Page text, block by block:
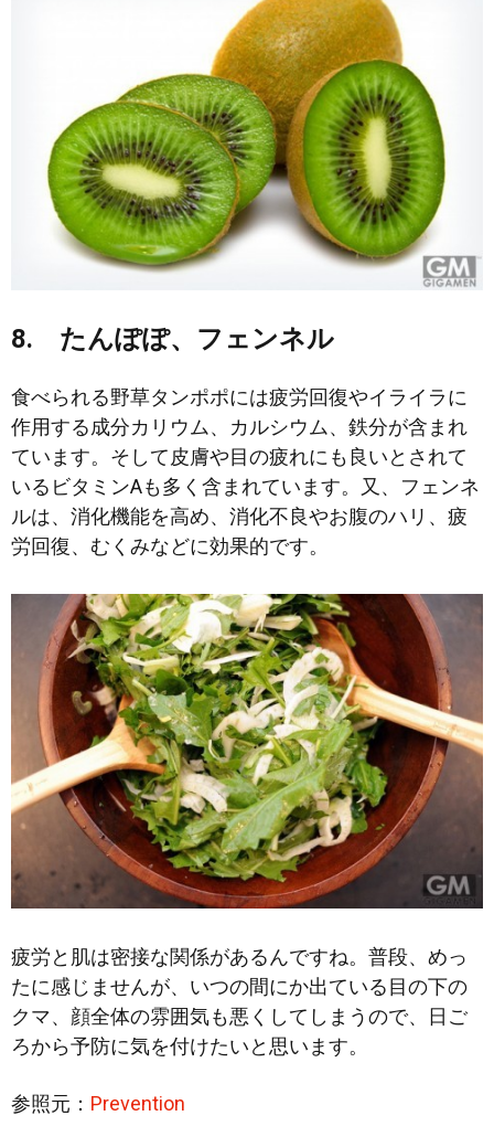
8. たんぽぽ、フェンネル
食べられる野草タンポポには疲労回復やイライラに
作用する成分カリウム、カルシウム、鉄分が含まれ
ています。そして皮膚や目の疲れにも良いとされて
いるビタミンAも多く含まれています。又、フェンネ
ルは、消化機能を高め、消化不良やお腹のハリ、疲
労回復、むくみなどに効果的です。
疲労と肌は密接な関係があるんですね。普段、めっ
たに感じませんが、いつの間にか出ている目の下の
クマ、顔全体の雰囲気も悪くしてしまうので、日ご
ろから予防に気を付けたいと思います。
参照元： Prevention